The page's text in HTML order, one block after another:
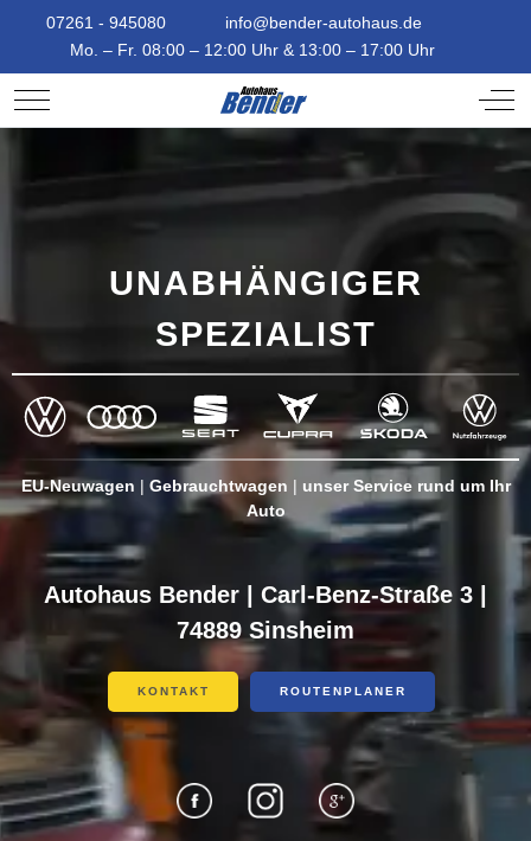
07261 - 945080
info@bender-autohaus.de
Mo. – Fr. 08:00 – 12:00 Uhr & 13:00 – 17:00 Uhr
Mobile Menu Toggle Off-
UNABHÄNGIGER
SPEZIALIST
EU-Neuwagen | Gebrauchtwagen | unser Service rund um Ihr
Auto
Autohaus Bender | Carl-Benz-Straße 3 |
74889 Sinsheim
KONTAKT ROUTENPLANER